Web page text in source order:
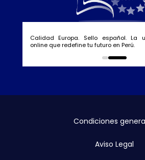
Calidad Europa. Sello español. La
online que redefine tu futuro en Perú.
0 1
Condiciones
Aviso Legal